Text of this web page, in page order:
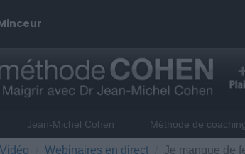
Jean-Michel Cohen Méthode de
Vidéo Webinaires en direct Je manque de